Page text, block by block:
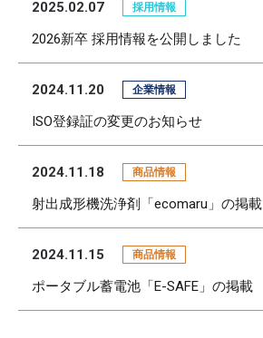
2025.02.07 採用情報
2026新卒 採用情報を公開しました
2024.11.20 企業情報
ISO登録証の変更のお知らせ
2024.11.18 商品情報
射出成形機洗浄剤「ecomaru」の掲載
2024.11.15 商品情報
ポータブル蓄電池「E-SAFE」の掲載